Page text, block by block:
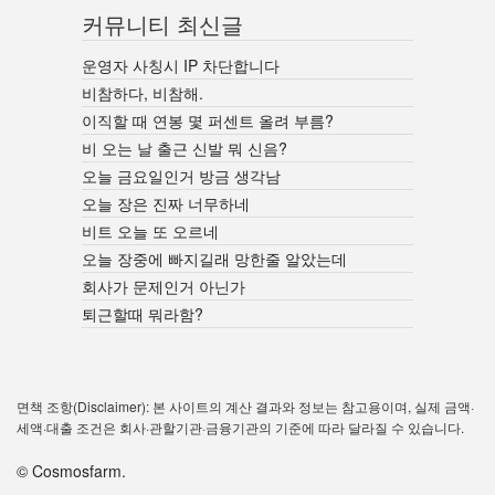
커뮤니티 최신글
운영자 사칭시 IP 차단합니다
비참하다, 비참해.
이직할 때 연봉 몇 퍼센트 올려 부름?
비 오는 날 출근 신발 뭐 신음?
오늘 금요일인거 방금 생각남
오늘 장은 진짜 너무하네
비트 오늘 또 오르네
오늘 장중에 빠지길래 망한줄 알았는데
회사가 문제인거 아닌가
퇴근할때 뭐라함?
면책 조항(Disclaimer): 본 사이트의 계산 결과와 정보는 참고용이며, 실제 금액·
세액·대출 조건은 회사·관할기관·금융기관의 기준에 따라 달라질 수 있습니다.
© Cosmosfarm.